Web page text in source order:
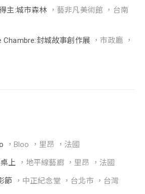
主:城市森林 ，藝非凡美術館 ，台南
Chambre:封城故事創作展 ，市政廳 ，
，Bloo ，里昂 ，法國
上 ，地平線藝廊 ，里昂 ，法國
節 ，中正紀念堂 ，台北市 ，台灣